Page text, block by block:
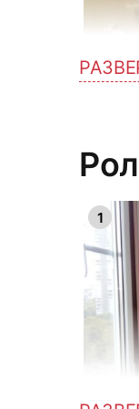
4
1